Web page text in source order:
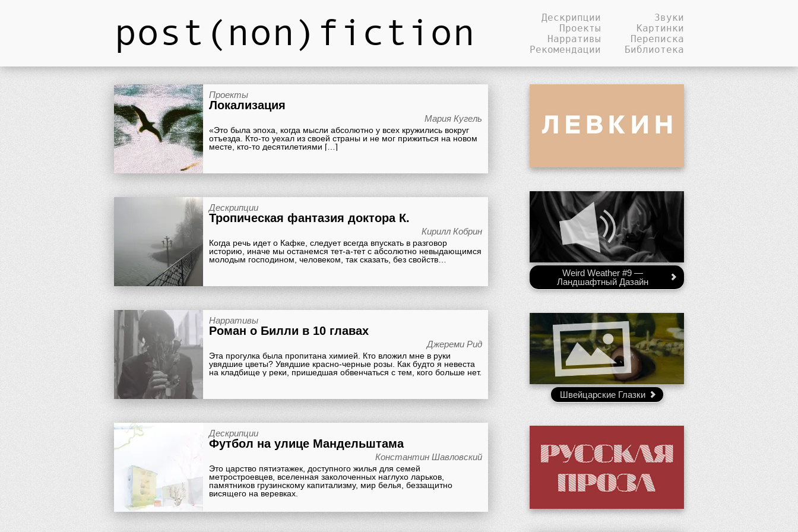
post(non)fiction
Дескрипции
Проекты
Нарративы
Рекомендации
Звуки
Картинки
Переписка
Библиотека
Проекты
Локализация
Мария Кугель
«Это была эпоха, когда мысли абсолютно у всех кружились вокруг
отъезда. Кто-то уехал из своей страны и не мог прижиться на новом
месте, кто-то десятилетиями […]
Дескрипции
Тропическая фантазия доктора К.
Кирилл Кобрин
Когда речь идет о Кафке, следует всегда впускать в разговор
историю, иначе мы останемся тет-а-тет с абсолютно невыдающимся
молодым господином, человеком, так сказать, без свойств…
Нарративы
Роман о Билли в 10 главах
Джереми Рид
Эта прогулка была пропитана химией. Кто вложил мне в руки
увядшие цветы? Увядшие красно-черные розы. Как будто я невеста
на кладбище у реки, пришедшая обвенчаться с тем, кого больше нет.
Дескрипции
Футбол на улице Мандельштама
Константин Шавловский
Это царство пятиэтажек, доступного жилья для семей
метростроевцев, вселенная заколоченных наглухо ларьков,
памятников грузинскому капитализму, мир белья, беззащитно
висящего на веревках.
Weird Weather #9 —
Ландшафтный Дазайн
Швейцарские Глазки